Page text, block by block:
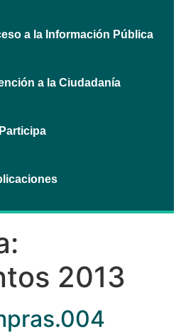
a la Información Pública
a la Ciudadanía
Participa
2013